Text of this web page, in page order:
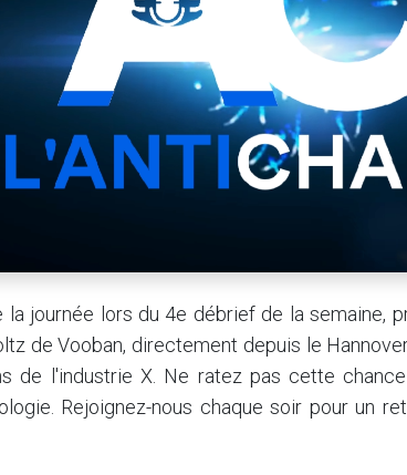
journée lors du 4e débrief de la semaine,
de Vooban, directement depuis le
de l'industrie X. Ne ratez pas cette
Rejoignez-nous chaque soir pour un